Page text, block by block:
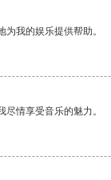
我的娱乐提供帮助。
情享受音乐的魅力。